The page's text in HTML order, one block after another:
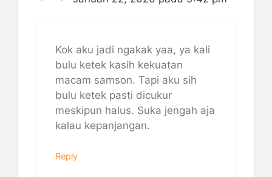
Kok aku jadi ngakak yaa, ya kali
bulu ketek kasih kekuatan
macam samson. Tapi aku sih
bulu ketek pasti dicukur
meskipun halus. Suka jengah aja
kalau kepanjangan.
Reply